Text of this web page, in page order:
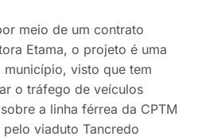
meio de um contrato
Etama, o projeto é uma
visto que tem
o tráfego de veículos
a linha férrea da CPTM
viaduto Tancredo